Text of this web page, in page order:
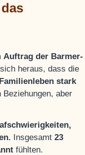
Auftrag der Barmer-
heraus, dass die
Familienleben stark
Beziehungen, aber
Insgesamt 23
fühlten.